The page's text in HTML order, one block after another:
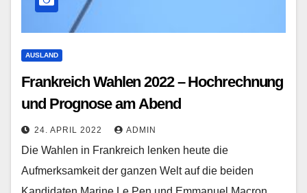
AUSLAND
Frankreich Wahlen 2022 – Hochrechnung
und Prognose am Abend
24. APRIL 2022 ADMIN
Die Wahlen in Frankreich lenken heute die
Aufmerksamkeit der ganzen Welt auf die beiden